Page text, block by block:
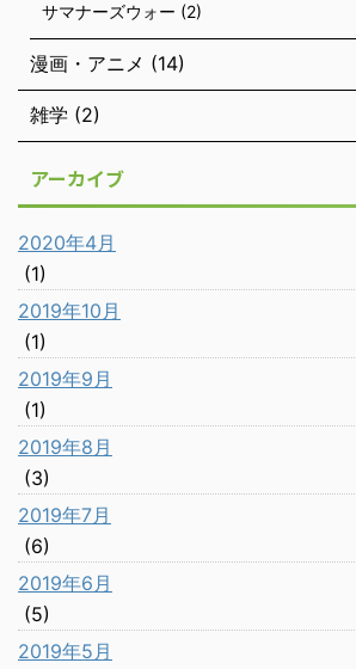
サマナーズウォー (2)
漫画・アニメ (14)
雑学 (2)
アーカイブ
2020年4月
(1)
2019年10月
(1)
2019年9月
(1)
2019年8月
(3)
2019年7月
(6)
2019年6月
(5)
2019年5月